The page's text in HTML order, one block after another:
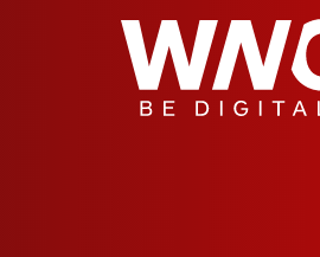
Cookies management panel